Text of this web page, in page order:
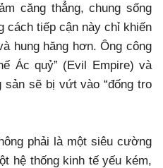
căng thẳng, chung sống
cách tiếp cận này chỉ khiến
hung hăng hơn. Ông công
Ác quỷ” (Evil Empire) và
sản sẽ bị vứt vào “đống tro
phải là một siêu cường
hệ thống kinh tế yếu kém,